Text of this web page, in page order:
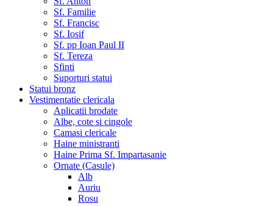
Sf. Familie
Sf. Francisc
Sf. Iosif
Sf. pp Ioan Paul II
Sf. Tereza
Sfinti
Suporturi statui
Statui bronz
Vestimentatie clericala
Aplicatii brodate
Albe, cote si cingole
Camasi clericale
Haine ministranti
Haine Prima Sf. Impartasanie
Ornate (Casule)
Alb
Auriu
Rosu